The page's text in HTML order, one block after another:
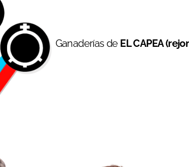
Ganaderías de EL CAPEA